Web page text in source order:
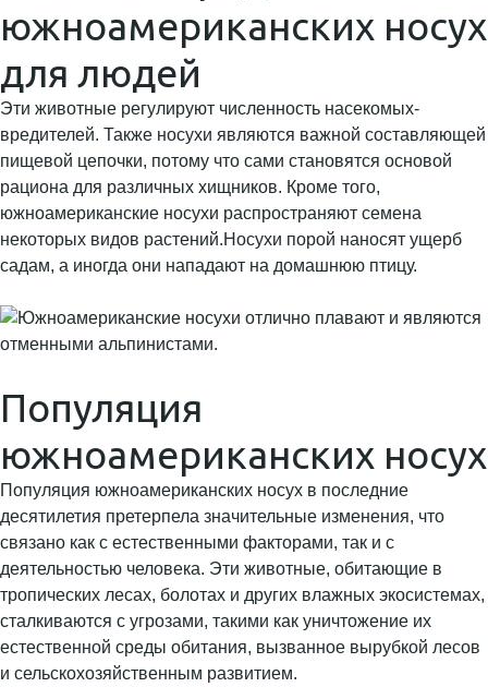
южноамериканских носух
для людей
Эти животные регулируют численность насекомых-
вредителей. Также носухи являются важной составляющей
пищевой цепочки, потому что сами становятся основой
рациона для различных хищников. Кроме того,
южноамериканские носухи распространяют семена
некоторых видов растений.Носухи порой наносят ущерб
садам, а иногда они нападают на домашнюю птицу.
Популяция
южноамериканских носух
Популяция южноамериканских носух в последние
десятилетия претерпела значительные изменения, что
связано как с естественными факторами, так и с
деятельностью человека. Эти животные, обитающие в
тропических лесах, болотах и других влажных экосистемах,
сталкиваются с угрозами, такими как уничтожение их
естественной среды обитания, вызванное вырубкой лесов
и сельскохозяйственным развитием.